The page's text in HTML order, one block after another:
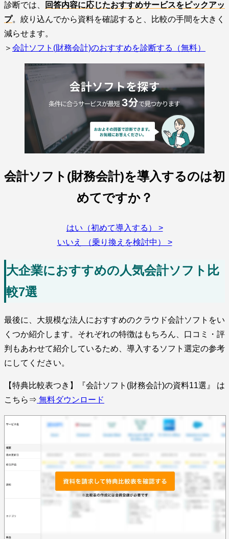
診断では、
回答内容に応じたおすすめサービスをピックアッ
プ。絞り込んでから資料を確認すると、比較の手間を大きく
減らせます。
＞ 会計ソフト(財務会計)のおすすめを診断する（無料）
会計ソフト(財務会計)を導入するのは初
めてですか？
はい（初めて導入する） >
いいえ （乗り換えを検討中） >
大企業におすすめの人気会計ソフト比
較7選
最後に、大規模な法人におすすめのクラウド会計ソフトをい
くつか紹介します。それぞれの特徴はもちろん、口コミ・評
判もあわせて紹介しているため、導入するソフト選定の参考
にしてください。
【特典比較表つき】『会計ソフト(財務会計)の資料11選』 は
こちら⇒ 無料ダウンロード